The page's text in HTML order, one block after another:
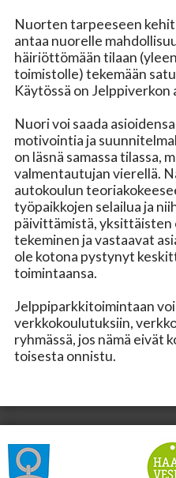
Nuorten tarpeeseen
antaa nuorelle
häiriöttömään tilaan
toimistolle) tekemään
Käytössä on Jelppiverkon
Nuori voi saada
motivointia ja
on läsnä samassa tilassa,
valmentautujan vierellä.
autokoulun
työpaikkojen selailua ja
päivittämistä,
tekeminen ja vastaavat
ole kotona pystynyt
toimintaansa.
Jelppiparkkitoimintaan
verkkokoulutuksiin,
ryhmässä, jos nämä eivät
toisesta onnistu.